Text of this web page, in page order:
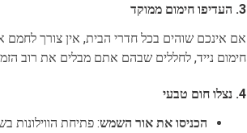
3. העדיפו חימום ממוקד
אם אינכם שוהים בכל חדרי הבית, אין צורך
חימום נייד, לחללים שבהם אתם מבלים את רוב
4. נצלו חום טבעי
הכניסו את אור השמש: פתיחת הווילונות